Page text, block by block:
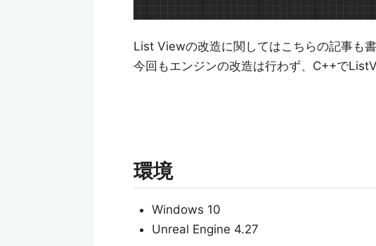
List Viewの改造に関してはこちらの記事も書
今回もエンジンの改造は行わず、C++で
環境
Windows 10
Unreal Engine 4.27